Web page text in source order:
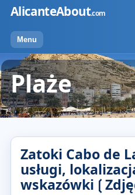
Przejdź
treści
AlicanteAbout.com
Menu
Plaże
Zatoki Cabo de
usługi,